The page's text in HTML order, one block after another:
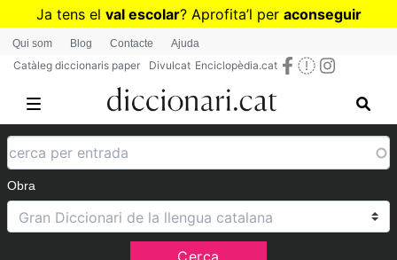
Vés
contingut
Ja tens el val escolar? Aprofita’l per aconseguir
diccionaris per a Primària o Secundària
Qui som Blog Contacte Ajuda
Catàleg diccionaris paper Divulcat Enciclopèdia.cat
Obra